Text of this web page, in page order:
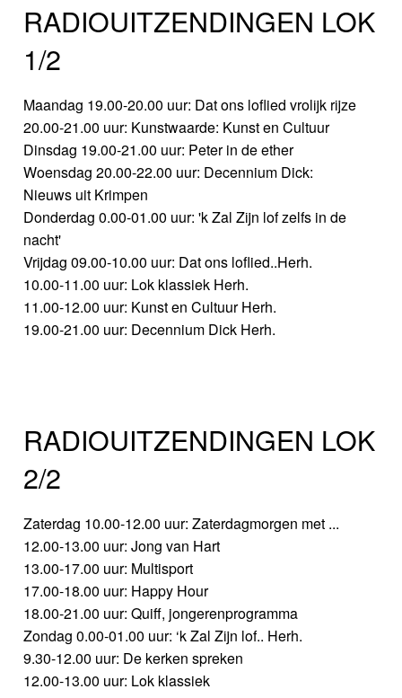
RADIOUITZENDINGEN LOK
1/2
Maandag 19.00-20.00 uur: Dat ons loflied vrolijk rijze
20.00-21.00 uur: Kunstwaarde: Kunst en Cultuur
Dinsdag 19.00-21.00 uur: Peter in de ether
Woensdag 20.00-22.00 uur: Decennium Dick:
Nieuws uit Krimpen
Donderdag 0.00-01.00 uur: 'k Zal Zijn lof zelfs in de
nacht'
Vrijdag 09.00-10.00 uur: Dat ons loflied..Herh.
10.00-11.00 uur: Lok klassiek Herh.
11.00-12.00 uur: Kunst en Cultuur Herh.
19.00-21.00 uur: Decennium Dick Herh.
RADIOUITZENDINGEN LOK
2/2
Zaterdag 10.00-12.00 uur: Zaterdagmorgen met ...
12.00-13.00 uur: Jong van Hart
13.00-17.00 uur: Multisport
17.00-18.00 uur: Happy Hour
18.00-21.00 uur: Quiff, jongerenprogramma
Zondag 0.00-01.00 uur: ‘k Zal Zijn lof.. Herh.
9.30-12.00 uur: De kerken spreken
12.00-13.00 uur: Lok klassiek